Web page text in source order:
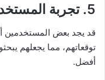
5. تجربة المستخدم
قد يجد بعض المستخدمين
توقعاتهم، مما يجعلهم
أفضل.